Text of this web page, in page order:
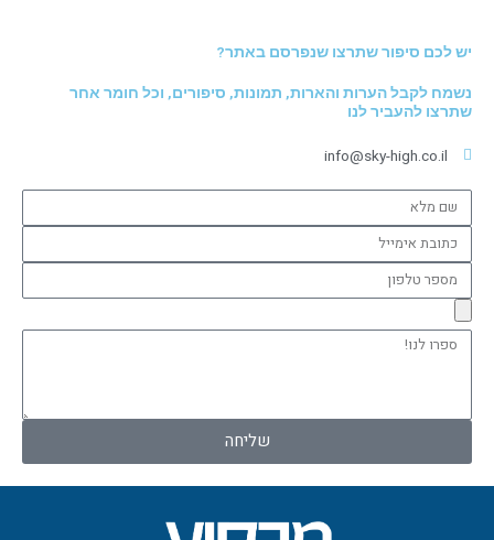
יש לכם סיפור שתרצו שנפרסם באתר?
נשמח לקבל הערות והארות, תמונות, סיפורים, וכל חומר אחר
שתרצו להעביר לנו
info@sky-high.co.il
שם
מלא
כתובת
אימייל
מספר
טלפון
ספרו
שליחה